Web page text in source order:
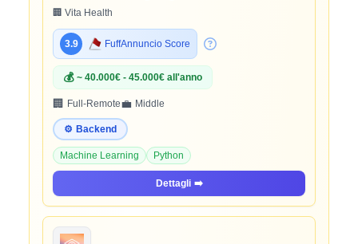
🏢 Vita Health
3.9 FuffAnnuncio Score
💰 ~ 40.000€ - 45.000€ all'anno
🏢 Full-Remote💼 Middle
⚙️ Backend
Machine Learning Python
Dettagli ➡️